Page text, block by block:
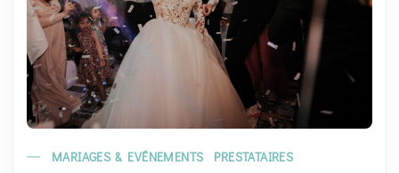
MARIAGES & EVÉNEMENTS PRESTATAIRES